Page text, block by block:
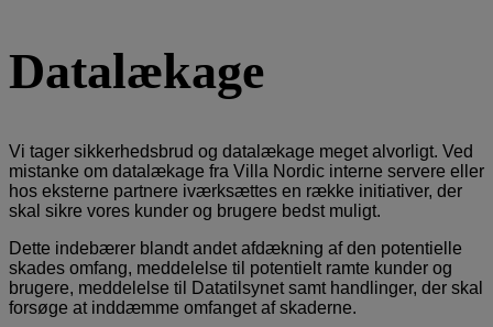
Datalækage
Vi tager sikkerhedsbrud og datalækage meget alvorligt. Ved
mistanke om datalækage fra Villa Nordic interne servere eller
hos eksterne partnere iværksættes en række initiativer, der
skal sikre vores kunder og brugere bedst muligt.
Dette indebærer blandt andet afdækning af den potentielle
skades omfang, meddelelse til potentielt ramte kunder og
brugere, meddelelse til Datatilsynet samt handlinger, der skal
forsøge at inddæmme omfanget af skaderne.